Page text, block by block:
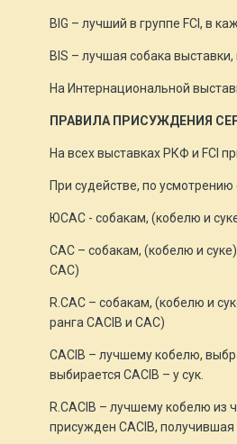
BIG – лучший в группе FCI, в
BIS – лучшая собака
На Интернациональной
ПРАВИЛА ПРИСУЖДЕНИЯ
На всех выставках РКФ и FCI
При судействе, по
ЮСАС - собакам, (кобелю и
САС – собакам, (кобелю и
САС)
R.CAC – собакам, (кобелю и
ранга CACIB и САС)
CACIB – лучшему кобелю,
выбирается CACIB – у сук.
R.CACIB – лучшему кобелю из
присужден CACIB, получившая